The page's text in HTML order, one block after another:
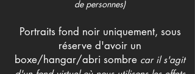
de personnes)
Portraits fond noir uniquement, sous
réserve d'avoir un
boxe/hangar/abri sombre car il s'agit